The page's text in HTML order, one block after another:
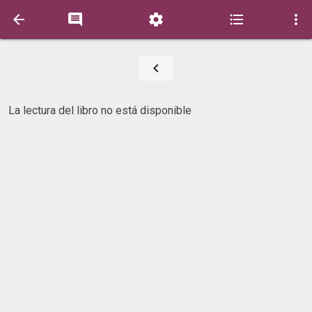
    

La lectura del libro no está disponible